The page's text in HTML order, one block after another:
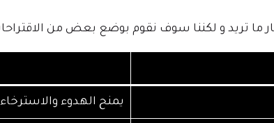
ما تريد و لكننا سوف نقوم بوضع بعض من
يمنح الهدوء